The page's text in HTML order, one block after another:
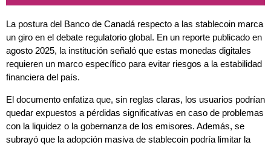
La postura del Banco de Canadá respecto a las stablecoin marca
un giro en el debate regulatorio global. En un reporte publicado en
agosto 2025, la institución señaló que estas monedas digitales
requieren un marco específico para evitar riesgos a la estabilidad
financiera del país.
El documento enfatiza que, sin reglas claras, los usuarios podrían
quedar expuestos a pérdidas significativas en caso de problemas
con la liquidez o la gobernanza de los emisores. Además, se
subrayó que la adopción masiva de stablecoin podría limitar la